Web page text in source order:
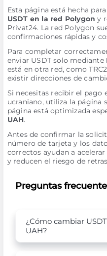
Esta página está hecha
USDT en la red Polygon y
Privat24. La red Polygon
confirmaciones rápidas y
Para completar
enviar USDT solo mediante
está en otra red, como
existir direcciones de
Si necesitas recibir el pago
ucraniano, utiliza la página
página está optimizada
UAH.
Antes de confirmar la
número de tarjeta y los
correctos ayudan a
y reducen el riesgo de
Preguntas
¿Cómo cambiar
UAH?